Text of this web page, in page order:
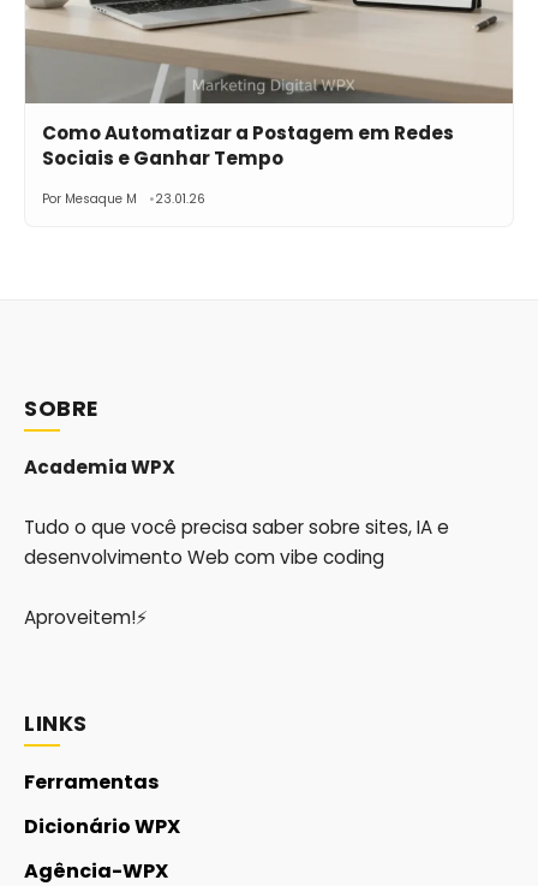
Como Automatizar a Postagem em Redes
Sociais e Ganhar Tempo
Por Mesaque M 23.01.26
SOBRE
Academia WPX
Tudo o que você precisa saber sobre sites, IA e
desenvolvimento Web com vibe coding
Aproveitem!⚡
LINKS
Ferramentas
Dicionário WPX
Agência-WPX